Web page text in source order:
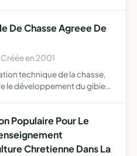
De Chasse Agreee De
en 2001
technique de la chasse,
le développement du gibier
Populaire Pour Le
Chretienne Dans La